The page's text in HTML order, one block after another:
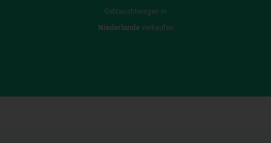
Gebrauchtwagen in
Niederlandeverkaufen